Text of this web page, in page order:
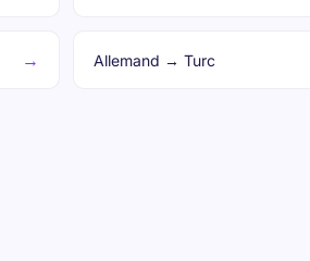
→ Allemand → Turc